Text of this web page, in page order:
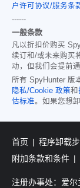
户许可协议/服务条
------
一般条款
凡以折扣价购买
续订和/或未来购买
动，但我们会提前通
所有 SpyHunter 版
隐私/Cookie 政策和
估标准。如果您想
首页 程序卸载
附加条款和条件
注册办事处：爱